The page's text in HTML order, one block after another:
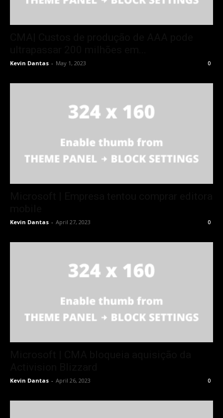
Kevin Dantas - May 1, 2023 0
Kevin Dantas - April 27, 2023 0
Kevin Dantas - April 26, 2023 0